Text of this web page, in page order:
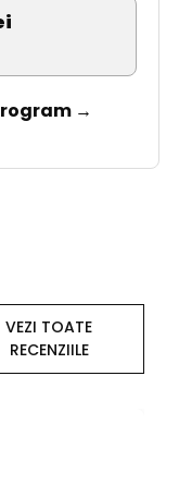
→
VEZI TOATE
RECENZIILE